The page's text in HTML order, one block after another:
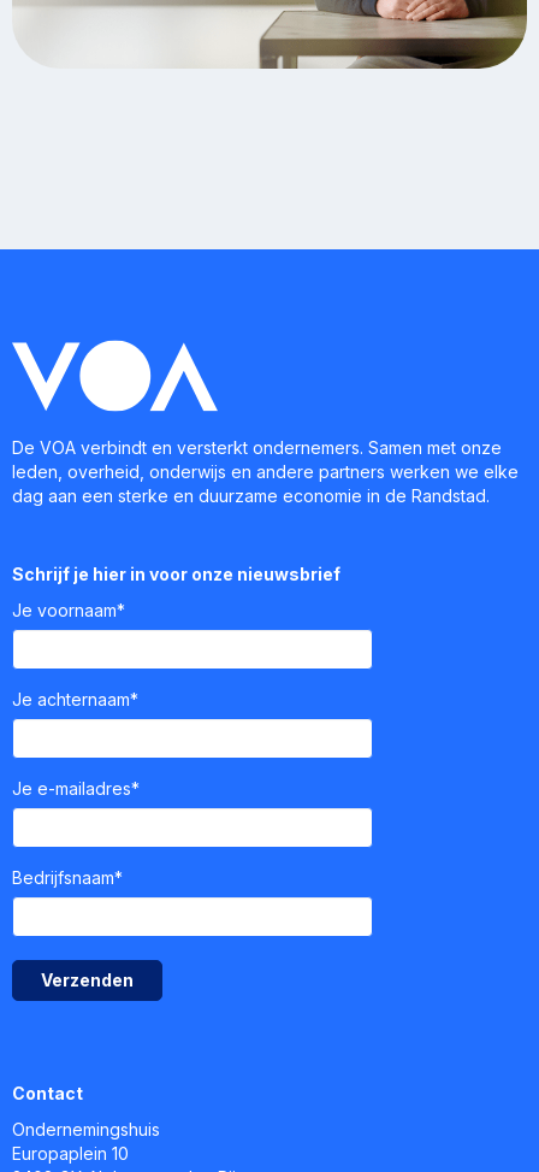
De VOA verbindt en versterkt ondernemers. Samen met onze
leden, overheid, onderwijs en andere partners werken we elke
dag aan een sterke en duurzame economie in de Randstad.
Schrijf je hier in voor onze nieuwsbrief
Je voornaam*
Je achternaam*
Je e-mailadres*
Bedrijfsnaam*
Verzenden
Contact
Ondernemingshuis
Europaplein 10